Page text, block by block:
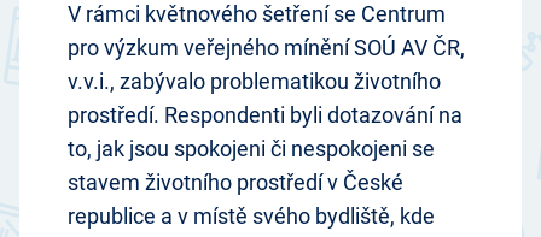
V rámci květnového šetření se Centrum
pro výzkum veřejného mínění SOÚ AV ČR,
v.v.i., zabývalo problematikou životního
prostředí. Respondenti byli dotazování na
to, jak jsou spokojeni či nespokojeni se
stavem životního prostředí v České
republice a v místě svého bydliště, kde